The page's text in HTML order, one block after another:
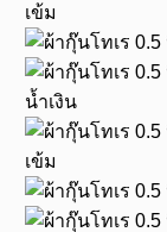
เข้ม
น้ำเงิน
เข้ม